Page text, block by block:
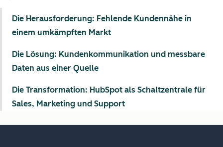
Die Herausforderung: Fehlende Kundennähe in
einem umkämpften Markt
Die Lösung: Kundenkommunikation und messbare
Daten aus einer Quelle
Die Transformation: HubSpot als Schaltzentrale für
Sales, Marketing und Support